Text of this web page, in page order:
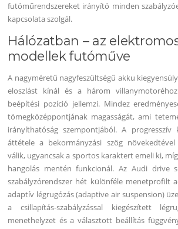
futóműrendszereket irányító minden
kapcsolata szolgál.
Hálózatban – az
modellek futóműve
A nagyméretű nagyfeszültségű akku
eloszlást kínál és a három
beépítési pozíció jellemzi. Mindez
tömegközéppontjának magasságát, ami
irányíthatóság szempontjából. A progresszív
áttétele a bekormányzási szög
válik, ugyancsak a sportos karaktert emeli ki,
hangolás mentén funkcionál. Az Audi drive
szabályzórendszer hét különféle menetprofilt
adaptív légrugózás (adaptive air suspension)
a csillapítás-szabályzással kiegészített
menethelyzet és a választott beállítás